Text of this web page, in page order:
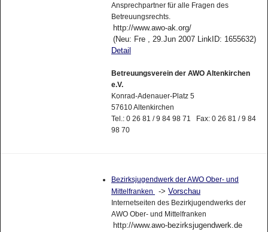
Ansprechpartner für alle Fragen des
Betreuungsrechts.
http://www.awo-ak.org/
(Neu: Fre , 29.Jun 2007 LinkID: 1655632)
Detail
Betreuungsverein der AWO Altenkirchen
e.V.
Konrad-Adenauer-Platz 5
57610 Altenkirchen
Tel.: 0 26 81 / 9 84 98 71 Fax: 0 26 81 / 9 84
98 70
Bezirksjugendwerk der AWO Ober- und
Mittelfranken
-> Vorschau
Internetseiten des Bezirkjugendwerks der
AWO Ober- und Mittelfranken
http://www.awo-bezirksjugendwerk.de